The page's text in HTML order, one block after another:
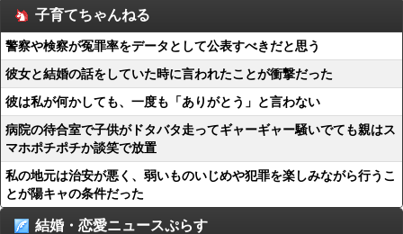
子育てちゃんねる
警察や検察が冤罪率をデータとして公表すべきだと思う
彼女と結婚の話をしていた時に言われたことが衝撃だった
彼は私が何かしても、一度も「ありがとう」と言わない
病院の待合室で子供がドタバタ走ってギャーギャー騒いでても親はス
マホポチポチか談笑で放置
私の地元は治安が悪く、弱いものいじめや犯罪を楽しみながら行うこ
とが陽キャの条件だった
結婚・恋愛ニュースぷらす